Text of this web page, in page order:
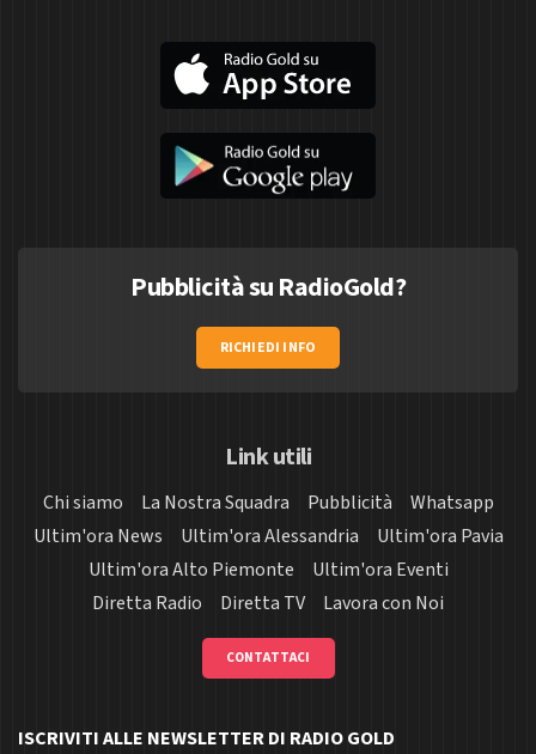
Pubblicità su RadioGold?
RICHIEDI INFO
Link utili
Chi siamo La Nostra Squadra Pubblicità
Whatsapp
Ultim'ora News
Ultim'ora Alessandria
Ultim'ora Pavia
Ultim'ora Alto Piemonte
Ultim'ora Eventi
Diretta Radio
Diretta TV Lavora con Noi
CONTATTACI
ISCRIVITI ALLE NEWSLETTER DI RADIO GOLD